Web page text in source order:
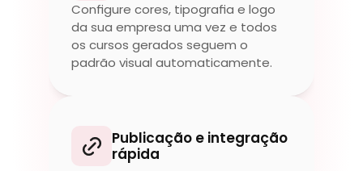
Configure cores, tipografia e logo
da sua empresa uma vez e todos
os cursos gerados seguem o
padrão visual automaticamente.
Publicação e integração
rápida